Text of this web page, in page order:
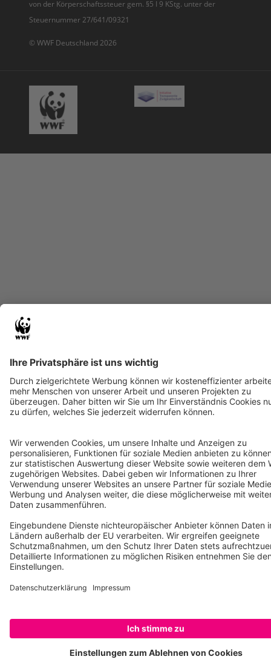
von der Körperschaftssteuer gem. §5 I 9 KStg. unter der
Steuernummer 27/641/09321
© WWF Deutschland 2026